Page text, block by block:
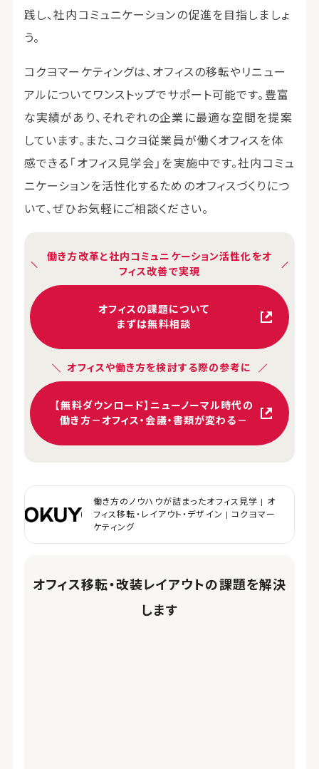
践し、社内コミュニケーションの促進を目指しましょ
う。
コクヨマーケティングは、オフィスの移転やリニュー
アルについてワンストップでサポート可能です。豊富
な実績があり、それぞれの企業に最適な空間を提案
しています。また、コクヨ従業員が働くオフィスを体
感できる「オフィス見学会」を実施中です。社内コミュ
ニケーションを活性化するためのオフィスづくりにつ
いて、ぜひお気軽にご相談ください。
働き方改革と社内コミュニケーション活性化をオ
フィス改善で実現
オフィスの課題について
まずは無料相談
オフィスや働き方を検討する際の参考に
【無料ダウンロード】ニューノーマル時代の
働き方－オフィス・会議・書類が変わる－
働き方のノウハウが詰まったオフィス見学 | オ
フィス移転・レイアウト・デザイン | コクヨマー
ケティング
オフィス移転・改装レイアウトの課題を解決
します